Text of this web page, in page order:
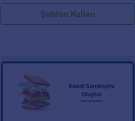
için restoranınızın web sitesine yerleştirin.
Müşteriler web sitenizde menünüz ve
sipariş formunuz arasında geçiş yapmak
ödeme yapabilirler! Gönderimleri anında
alarak gecikmeleri önlersiniz, böylece siz ve
çalışanlarınız siparişleri Jotform hesabınızda
anında müşterilere ulaştırabilirsiniz. Ücretsiz
Jotform Mobil Formlar uygulamasını
indirirseniz, restoranınızın telefon veya
Şablon Kullan